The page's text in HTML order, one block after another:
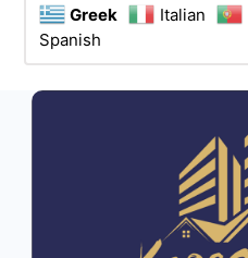
Greek
Italian
Spanish